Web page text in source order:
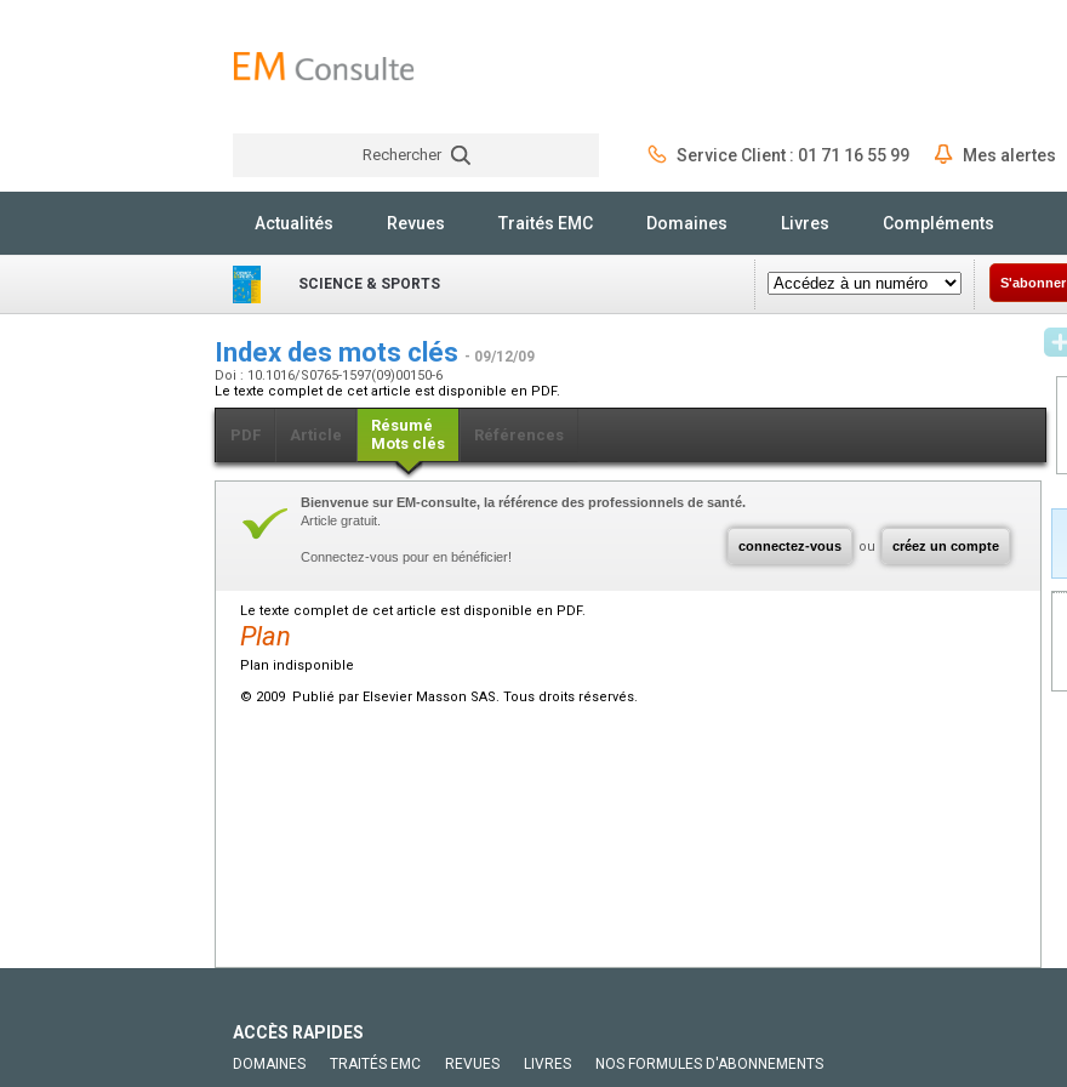
Rechercher Service Client : 01 71 16 55 99 Mes alertes
Actualités Revues Traités EMC Domaines Livres Compléments
SCIENCE & SPORTS S'abonner
Index des mots clés - 09/12/09
Doi : 10.1016/S0765-1597(09)00150-6
Le texte complet de cet article est disponible en PDF.
PDF Article
Résumé
Mots clés
Références
connectez-vous ou créez un compte
Bienvenue sur EM-consulte, la référence des professionnels de santé.
Article gratuit.
Connectez-vous pour en bénéficier!
Le texte complet de cet article est disponible en PDF.
Plan
Plan indisponible
© 2009 Publié par Elsevier Masson SAS. Tous droits réservés.
ACCÈS RAPIDES
DOMAINES TRAITÉS EMC REVUES LIVRES NOS FORMULES D'ABONNEMENTS